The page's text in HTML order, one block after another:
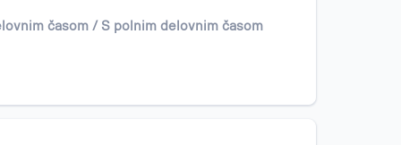
časom / S polnim delovnim časom